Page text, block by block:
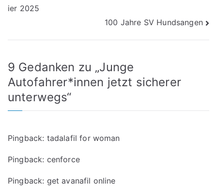
ier 2025
100 Jahre SV Hundsangen
9 Gedanken zu „Junge
Autofahrer*innen jetzt sicherer
unterwegs“
Pingback: tadalafil for woman
Pingback: cenforce
Pingback: get avanafil online